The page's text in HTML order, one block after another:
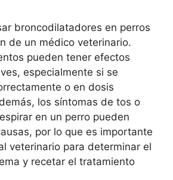
broncodilatadores en perros
de un médico veterinario.
pueden tener efectos
especialmente si se
o en dosis
los síntomas de tos o
en un perro pueden
por lo que es importante
veterinario para determinar el
y recetar el tratamiento